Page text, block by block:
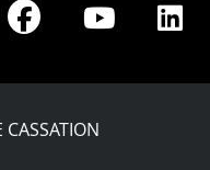
Share
Facebook
Share
Youtube
CASSATION